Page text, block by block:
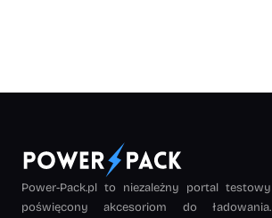
Power-Pack.pl to niezależny portal testowy
poświęcony akcesoriom do ładowania.